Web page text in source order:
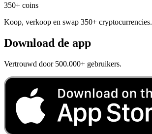
350+ coins
Koop, verkoop en swap 350+ cryptocurrencies.
Download de app
Vertrouwd door 500.000+ gebruikers.